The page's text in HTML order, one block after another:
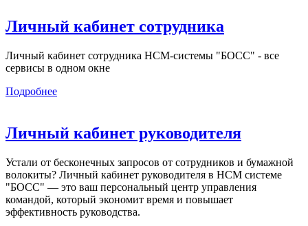
Личный кабинет сотрудника
Личный кабинет сотрудника HCM-системы "БОСС" - все
сервисы в одном окне
Подробнее
Личный кабинет руководителя
Устали от бесконечных запросов от сотрудников и бумажной
волокиты? Личный кабинет руководителя в HCM системе
"БОСС" — это ваш персональный центр управления
командой, который экономит время и повышает
эффективность руководства.